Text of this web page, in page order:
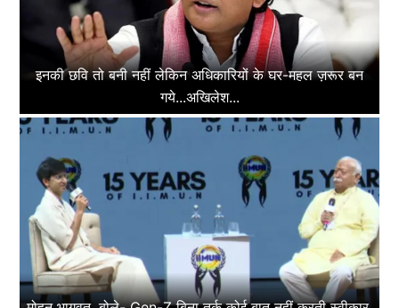
इनकी छवि तो बनी नहीं लेकिन अधिकारियों के घर-महल ज़रूर बन
गये...अखिलेश...